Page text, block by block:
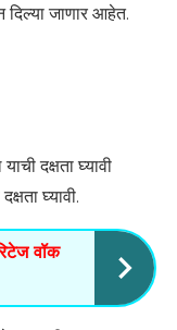
दिल्या जाणार आहेत.
दक्षता घ्यावी
घ्यावी.
वॉक